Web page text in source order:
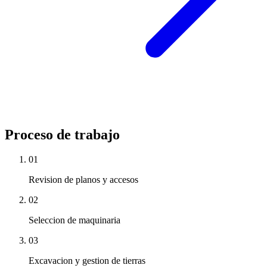
Proceso de trabajo
01
Revision de planos y accesos
02
Seleccion de maquinaria
03
Excavacion y gestion de tierras